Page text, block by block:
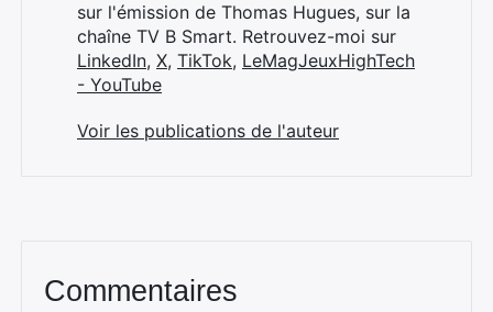
sur l'émission de Thomas Hugues, sur la
chaîne TV B Smart. Retrouvez-moi sur
LinkedIn, X, TikTok, LeMagJeuxHighTech
- YouTube
Voir les publications de l'auteur
Commentaires